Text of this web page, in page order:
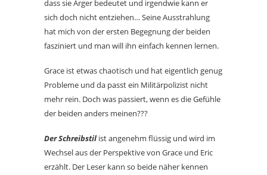
dass sie Ärger bedeutet und irgendwie kann er
sich doch nicht entziehen… Seine Ausstrahlung
hat mich von der ersten Begegnung der beiden
fasziniert und man will ihn einfach kennen lernen.
Grace ist etwas chaotisch und hat eigentlich genug
Probleme und da passt ein Militärpolizist nicht
mehr rein. Doch was passiert, wenn es die Gefühle
der beiden anders meinen???
Der Schreibstilist angenehm flüssig und wird im
Wechsel aus der Perspektive von Grace und Eric
erzählt. Der Leser kann so beide näher kennen